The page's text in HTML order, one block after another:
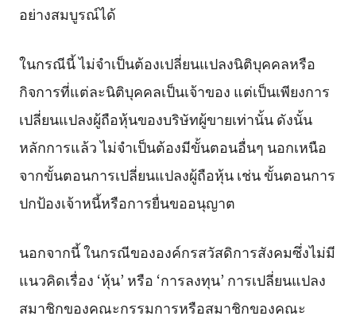
อย่างสมบูรณ์ได้
ในกรณีนี้ ไม่จำเป็นต้องเปลี่ยนแปลงนิติบุคคลหรือ
กิจการที่แต่ละนิติบุคคลเป็นเจ้าของ แต่เป็นเพียงการ
เปลี่ยนแปลงผู้ถือหุ้นของบริษัทผู้ขายเท่านั้น ดังนั้น
หลักการแล้ว ไม่จำเป็นต้องมีขั้นตอนอื่นๆ นอกเหนือ
จากขั้นตอนการเปลี่ยนแปลงผู้ถือหุ้น เช่น ขั้นตอนการ
ปกป้องเจ้าหนี้หรือการยื่นขออนุญาต
นอกจากนี้ ในกรณีขององค์กรสวัสดิการสังคมซึ่งไม่มี
แนวคิดเรื่อง ‘หุ้น’ หรือ ‘การลงทุน’ การเปลี่ยนแปลง
สมาชิกของคณะกรรมการหรือสมาชิกของคณะ